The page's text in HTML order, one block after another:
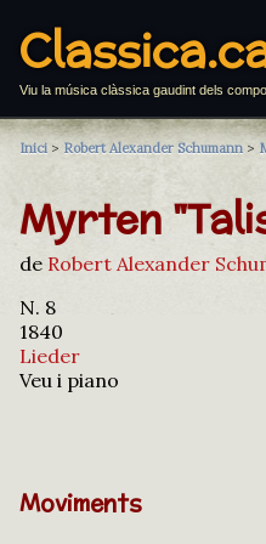
Viu la música clàssica gaudint dels
Inici > Robert Alexander Schumann >
Myrten
de Robert Alexander
N. 8
1840
Lieder
Veu i piano
Moviments